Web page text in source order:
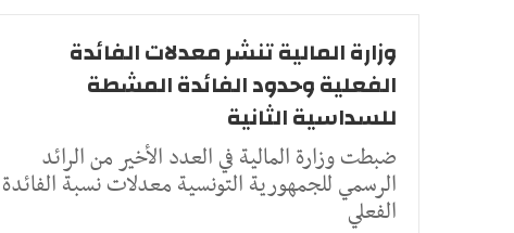
وزارة المالية تنشر معدلات الفائدة
الفعلية وحدود الفائدة المشطة
للسداسية الثانية
ضبطت وزارة المالية في العدد الأخير من الرائد
الرسمي للجمهورية التونسية معدلات نسبة الفائدة
الفعلي